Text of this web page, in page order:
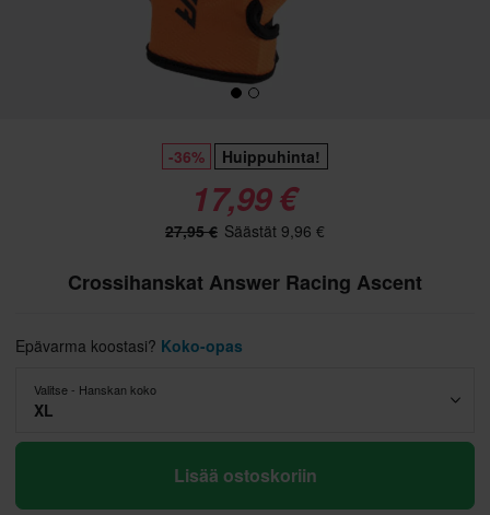
-36% Huippuhinta!
17,99 €
27,95 € Säästät 9,96 €
Crossihanskat Answer Racing Ascent
Epävarma koostasi? Koko-opas
Valitse - Hanskan koko
XL
Lisää ostoskoriin